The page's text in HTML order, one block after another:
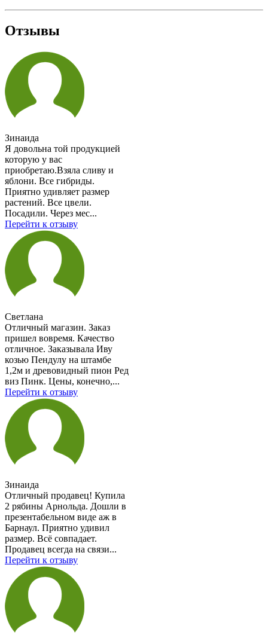
Отзывы
Зинаида
Я довольна той продукцией
которую у вас
приобретаю.Взяла сливу и
яблони. Все гибриды.
Приятно удивляет размер
растений. Все цвели.
Посадили. Через мес...
Перейти к отзыву
Светлана
Отличный магазин. Заказ
пришел вовремя. Качество
отличное. Заказывала Иву
козью Пендулу на штамбе
1,2м и древовидный пион Ред
виз Пинк. Цены, конечно,...
Перейти к отзыву
Зинаида
Отличный продавец! Купила
2 рябины Арнольда. Дошли в
презентабельном виде аж в
Барнаул. Приятно удивил
размер. Всё совпадает.
Продавец всегда на связи...
Перейти к отзыву